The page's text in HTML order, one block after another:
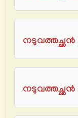
നടുവത്തച്ഛൻ
നടുവത്തച്ഛൻ